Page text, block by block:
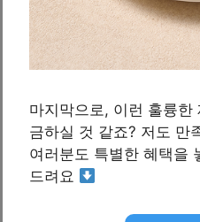
마지막으로, 이런 훌륭한
금하실 것 같죠? 저도 만
여러분도 특별한 혜택을
드려요